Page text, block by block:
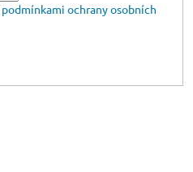
podmínkami ochrany osobních